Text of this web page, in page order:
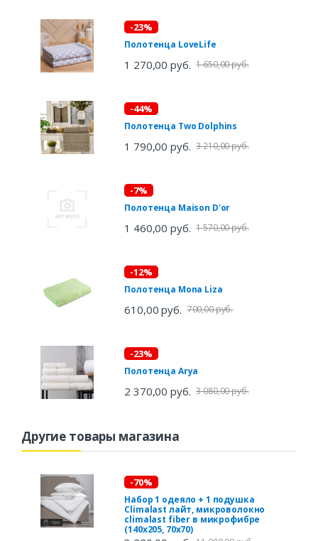
-23%
Полотенца LoveLife
1 270,00 руб. 1 650,00 руб.
-44%
Полотенца Two Dolphins
1 790,00 руб. 3 210,00 руб.
-7%
Полотенца Maison D'or
1 460,00 руб. 1 570,00 руб.
-12%
Полотенца Mona Liza
610,00 руб. 700,00 руб.
-23%
Полотенца Arya
2 370,00 руб. 3 080,00 руб.
Другие товары магазина
-70%
Набор 1 одеяло + 1 подушка
Climalast лайт, микроволокно
climalast fiber в микрофибре
(140х205, 70х70)